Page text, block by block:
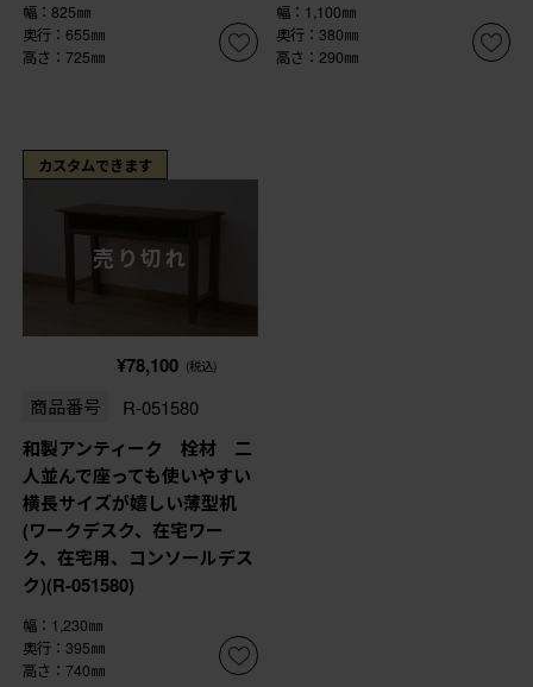
幅：825㎜
奥行：655㎜
高さ：725㎜
幅：1,100㎜
奥行：380㎜
高さ：290㎜
カスタムできます
売り切れ
¥78,100 (税込)
商品番号 R-051580
和製アンティーク 栓材 二
人並んで座っても使いやすい
横長サイズが嬉しい薄型机
(ワークデスク、在宅ワー
ク、在宅用、コンソールデス
ク)(R-051580)
幅：1,230㎜
奥行：395㎜
高さ：740㎜